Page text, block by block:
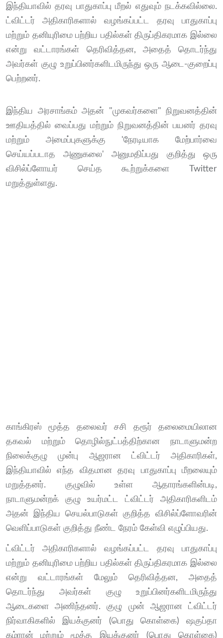
இந்தியாவில் தரவு பாதுகாப்பு மீறல் எதுவும் நடக்கவில்லை.
ட்விட்டர் அதிகாரிகளால் வழங்கப்பட்ட தரவு பாதுகாப்பு
மற்றும் தனியுரிமை பற்றிய பதில்கள் திருப்திகரமாக இல்லை
என்று வட்டாரங்கள் தெரிவித்தன, அதைத் தொடர்ந்து
அவர்கள் குழு உறுப்பினர்களிடமிருந்து ஒரு ஆடை-குறைப்பு
பெற்றனர்.
இந்திய அரசாங்கம் அதன் "முகவர்களை" நிறுவனத்தின்
ஊதியத்தில் வைப்பது மற்றும் நிறுவனத்தின் பயனர் தரவு
மற்றும் அமைப்புகளுக்கு 'நேரடியாக மேற்பார்வை
செய்யப்படாத அணுகலை' அனுமதிப்பது குறித்து ஒரு
விசில்ப்ளோயர் செய்த கூற்றுக்களை Twitter
மறுத்துள்ளது.
காங்கிரஸ் மூத்த தலைவர் சசி தரூர் தலைமையிலான
தகவல் மற்றும் தொழில்நுட்பத்திற்கான நாடாளுமன்ற
நிலைக்குழு முன்பு ஆஜரான ட்விட்டர் அதிகாரிகள்,
இந்தியாவில் எந்த விதமான தரவு பாதுகாப்பு மீறலையும்
மறுத்தனர். குழுவில் உள்ள ஆதாரங்களின்படி,
நாடாளுமன்றக் குழு உயர்மட்ட ட்விட்டர் அதிகாரிகளிடம்
அதன் இந்திய செயல்பாடுகள் குறித்த விசில்ப்ளோவரின்
வெளிப்பாடுகள் குறித்து நீண்ட நேரம் கேள்வி எழுப்பியது.
ட்விட்டர் அதிகாரிகளால் வழங்கப்பட்ட தரவு பாதுகாப்பு
மற்றும் தனியுரிமை பற்றிய பதில்கள் திருப்திகரமாக இல்லை
என்று வட்டாரங்கள் மேலும் தெரிவித்தன, அதைத்
தொடர்ந்து அவர்கள் குழு உறுப்பினர்களிடமிருந்து
ஆடைகளை அணிந்தனர். குழு முன் ஆஜரான ட்விட்டர்
நிர்வாகிகளில் இயக்குனர் (பொது கொள்கை) ஷகுப்தா
கம்ரான் மற்றும் மூத்த இயக்குனர் (பொது கொள்கை)